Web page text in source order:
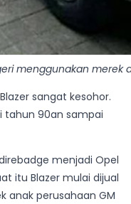
menggunakan merek
sangat kesohor.
tahun 90an sampai
menjadi Opel
itu Blazer mulai dijual
anak perusahaan GM